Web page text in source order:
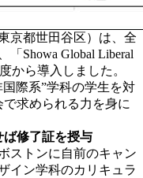
京都世田谷区）は、全
Showa Global Liberal
から導入しました。
際系”学科の学生を対
求められる力を身に
ば修了証を授与
ストンに自前のキャン
イン学科のカリキュラ